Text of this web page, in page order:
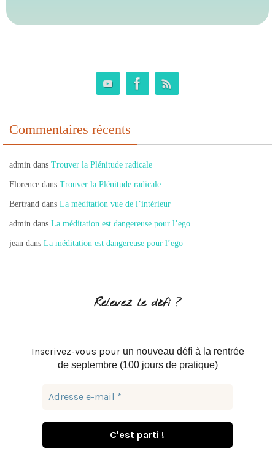
Commentaires récents
admin dans Trouver la Plénitude radicale
Florence dans Trouver la Plénitude radicale
Bertrand dans La méditation vue de l’intérieur
admin dans La méditation est dangereuse pour l’ego
jean dans La méditation est dangereuse pour l’ego
Relevez le défi ?
Inscrivez-vous pour un nouveau défi à la rentrée
de septembre (100 jours de pratique)